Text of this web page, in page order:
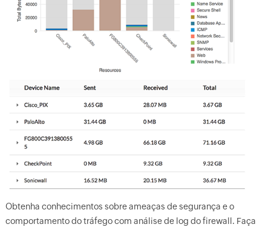
Obtenha conhecimentos sobre ameaças de segurança e o
comportamento do tráfego com análise de log do firewall. Faça